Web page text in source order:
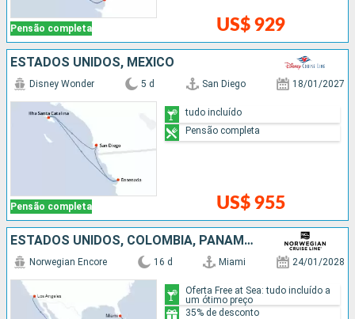
Pensão completa US$ 929
ESTADOS UNIDOS, MÉXICO
Pensão completa
Disney Wonder 5 d San Diego 18/01/2027
US$ 955
tudo incluído
Pensão completa
ESTADOS UNIDOS, COLOMBIA, PANAMÁ, PORTO RICO, GUATEMALA, MÉXICO
Norwegian Encore 16 d Miami 24/01/2028
Oferta Free at Sea: tudo incluído a
um ótimo preço
35% de desconto